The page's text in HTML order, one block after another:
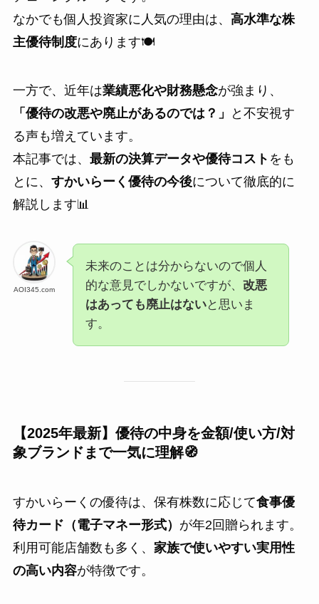
なかでも個人投資家に人気の理由は、 高水準な株
主優待制度にあります🍽️
一方で、近年は業績悪化や財務懸念が強まり、
「優待の改悪や廃止があるのでは？」
と不安視す
る声も増えています。
本記事では、 最新の決算データや優待コスト をも
とに、 すかいらーく優待の今後について徹底的に
解説します📊
AOI345.com
未来のことは分からないので個人
的な意見でしかないですが、 改悪
はあっても廃止はないと思いま
す。
【2025年最新】優待の中身を金額/使い方/対
象ブランドまで一気に理解🧭
すかいらーくの優待は、保有株数に応じて食事優
待カード（電子マネー形式） が年2回贈られます。
利用可能店舗数も多く、 家族で使いやすい実用性
の高い内容が特徴です。